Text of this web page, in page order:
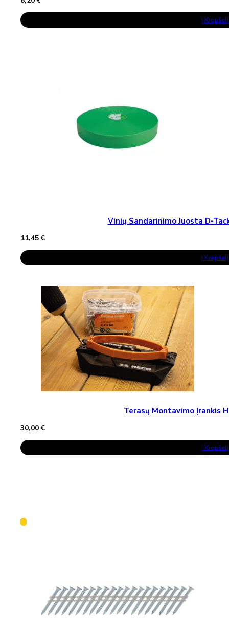
Į Krepšelį
Vinių Sandarinimo Juosta D-
11,45€
Į Krepšelį
Terasų Montavimo Įrankis
30,00€
Į Krepšelį